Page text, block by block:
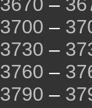
3670 –
3700 –
3730 –
3760 –
3790 –